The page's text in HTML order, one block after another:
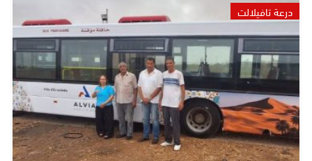
درعة تافيلالت